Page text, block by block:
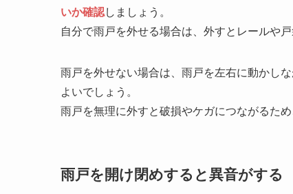
いか確認しましょう。
自分で雨戸を外せる場合は、外すとレールや
雨戸を外せない場合は、雨戸を左右に動かし
よいでしょう。
雨戸を無理に外すと破損やケガにつながるた
雨戸を開け閉めすると異音がする